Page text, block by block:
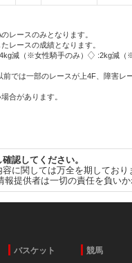
レースのみとなります。
レースの成績となります。
減（※女性騎手のみ）
:2kg減（
では一部のレースが上4F、障害レ
合があります。
認してください。
に関しては万全を期してお
提供者は一切の責任を負いか
バスケット 競馬